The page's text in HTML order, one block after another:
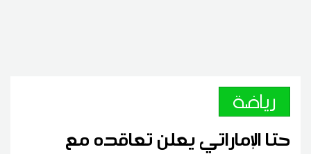
رياضة
حتا الإماراتي يعلن تعاقده مع